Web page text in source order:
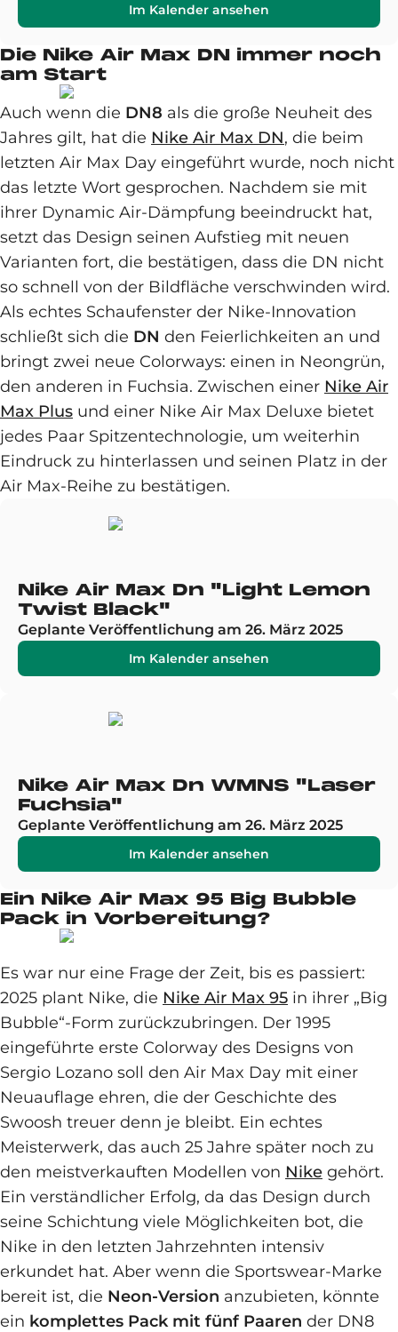
Im Kalender ansehen
Die Nike Air Max DN immer noch
am Start
Auch wenn die DN8 als die große Neuheit des
Jahres gilt, hat die Nike Air Max DN, die beim
letzten Air Max Day eingeführt wurde, noch nicht
das letzte Wort gesprochen. Nachdem sie mit
ihrer Dynamic Air-Dämpfung beeindruckt hat,
setzt das Design seinen Aufstieg mit neuen
Varianten fort, die bestätigen, dass die DN nicht
so schnell von der Bildfläche verschwinden wird.
Als echtes Schaufenster der Nike-Innovation
schließt sich die DN den Feierlichkeiten an und
bringt zwei neue Colorways: einen in Neongrün,
den anderen in Fuchsia. Zwischen einer Nike Air
Max Plus und einer Nike Air Max Deluxe bietet
jedes Paar Spitzentechnologie, um weiterhin
Eindruck zu hinterlassen und seinen Platz in der
Air Max-Reihe zu bestätigen.
Nike Air Max Dn "Light Lemon
Twist Black"
Geplante Veröffentlichung am 26. März 2025
Im Kalender ansehen
Nike Air Max Dn WMNS "Laser
Fuchsia"
Geplante Veröffentlichung am 26. März 2025
Im Kalender ansehen
Ein Nike Air Max 95 Big Bubble
Pack in Vorbereitung?
Es war nur eine Frage der Zeit, bis es passiert:
2025 plant Nike, die Nike Air Max 95 in ihrer „Big
Bubble“-Form zurückzubringen. Der 1995
eingeführte erste Colorway des Designs von
Sergio Lozano soll den Air Max Day mit einer
Neuauflage ehren, die der Geschichte des
Swoosh treuer denn je bleibt. Ein echtes
Meisterwerk, das auch 25 Jahre später noch zu
den meistverkauften Modellen von Nike gehört.
Ein verständlicher Erfolg, da das Design durch
seine Schichtung viele Möglichkeiten bot, die
Nike in den letzten Jahrzehnten intensiv
erkundet hat. Aber wenn die Sportswear-Marke
bereit ist, die Neon-Version anzubieten, könnte
ein komplettes Pack mit fünf Paaren der DN8